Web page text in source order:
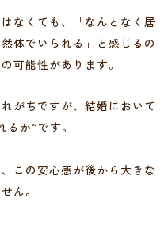
なくても、「なんとなく居
体でいられる」と感じるの
可能性があります。
がちですが、結婚において
か”です。
この安心感が後から大きな
ん。